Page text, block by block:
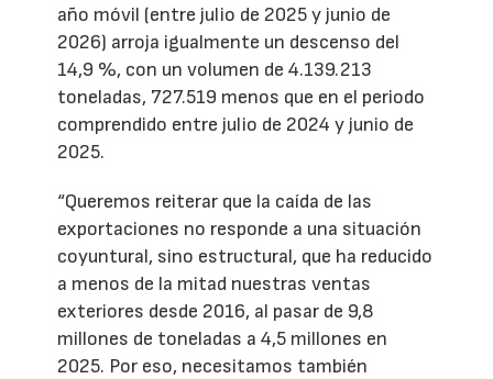
año móvil (entre julio de 2025 y junio de
2026) arroja igualmente un descenso del
14,9 %, con un volumen de 4.139.213
toneladas, 727.519 menos que en el periodo
comprendido entre julio de 2024 y junio de
2025.
“Queremos reiterar que la caída de las
exportaciones no responde a una situación
coyuntural, sino estructural, que ha reducido
a menos de la mitad nuestras ventas
exteriores desde 2016, al pasar de 9,8
millones de toneladas a 4,5 millones en
2025. Por eso, necesitamos también